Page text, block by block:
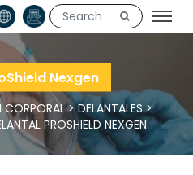
Nexgen
>DELANTALES>
PROSHIELD NEXGEN